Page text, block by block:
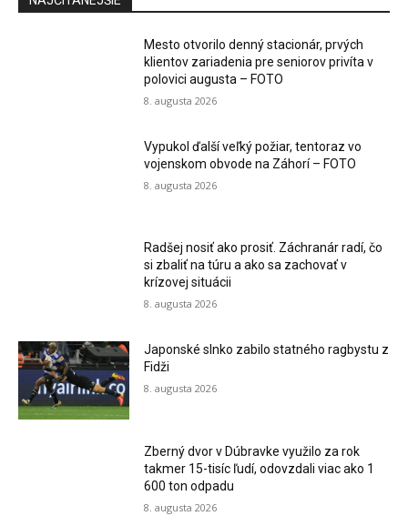
Mesto otvorilo denný stacionár, prvých
klientov zariadenia pre seniorov privíta v
polovici augusta – FOTO
8. augusta 2026
Vypukol ďalší veľký požiar, tentoraz vo
vojenskom obvode na Záhorí – FOTO
8. augusta 2026
Radšej nosiť ako prosiť. Záchranár radí, čo
si zbaliť na túru a ako sa zachovať v
krízovej situácii
8. augusta 2026
Japonské slnko zabilo statného ragbystu z
Fidži
8. augusta 2026
Zberný dvor v Dúbravke využilo za rok
takmer 15-tisíc ľudí, odovzdali viac ako 1
600 ton odpadu
8. augusta 2026